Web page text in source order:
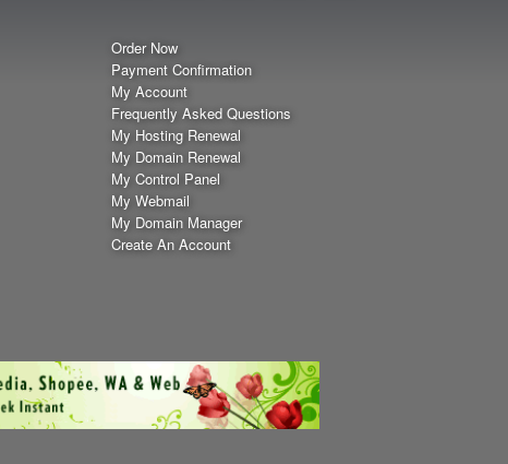
.kitchen
.investments
.legal
.lighting
.limited
.love
.moe
.mom
.mortgage
.movie
Order Now
Payment Confirmation
My Account
Frequently Asked Questions
My Hosting Renewal
My Domain Renewal
My Control Panel
My Webmail
My Domain Manager
Create An Account